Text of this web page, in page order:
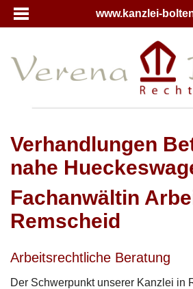
www.kanzlei-
Verhandlungen
nahe
Fachanwältin
Remscheid
Arbeitsrechtliche Beratung
Der Schwerpunkt unserer Kanzlei in